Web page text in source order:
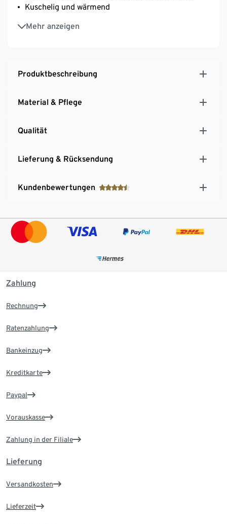
Kuschelig und wärmend
Mehr anzeigen
Besonders saugfähig – für ein angenehmes
Produktbeschreibung
Material & Pflege
Qualität
Lieferung & Rücksendung
Kundenbewertungen
Zahlung
Rechnung
Ratenzahlung
Bankeinzug
Kreditkarte
Paypal
Vorauskasse
Zahlung in der Filiale
Lieferung
Versandkosten
Lieferzeit